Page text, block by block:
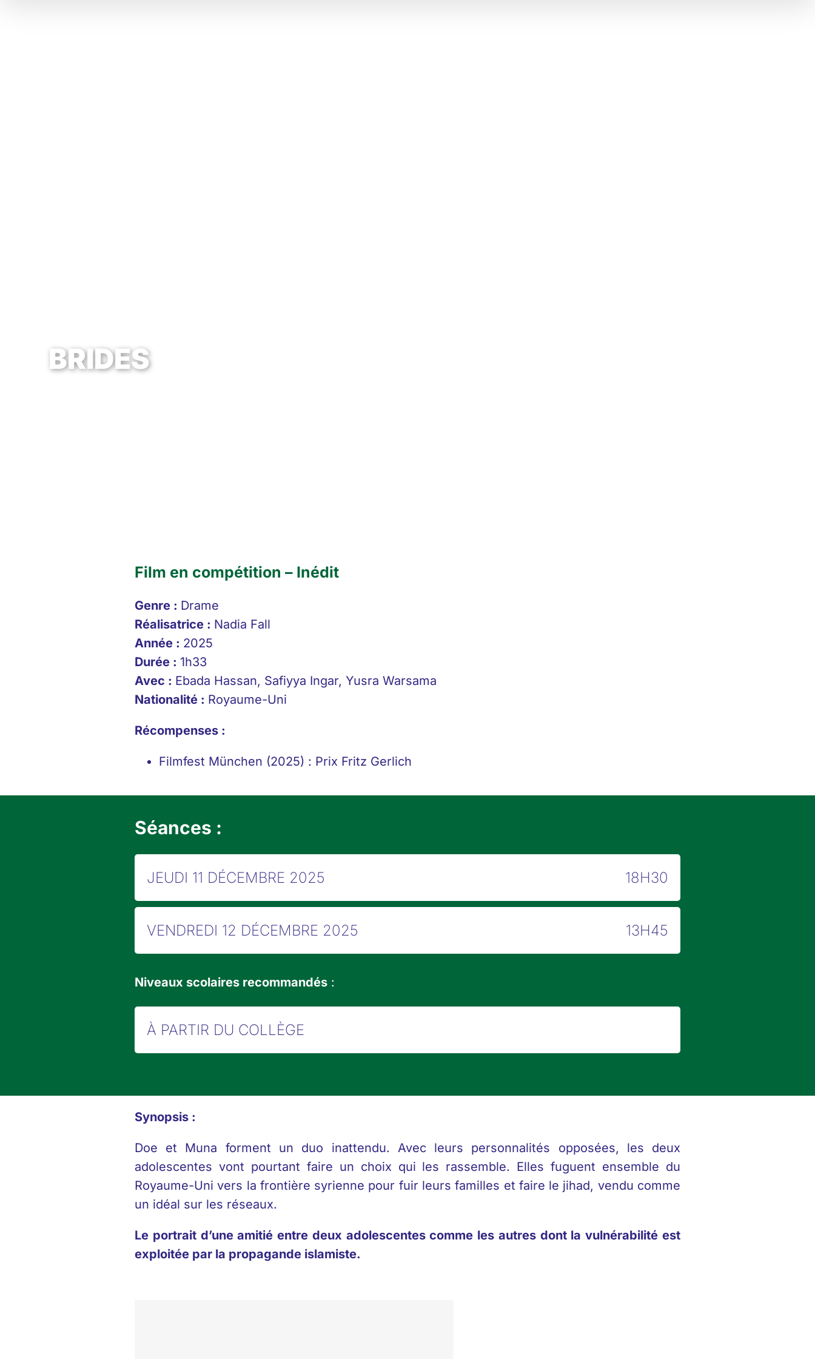
BRIDES
Film en compétition – Inédit
Genre : Drame
Réalisatrice : Nadia Fall
Année : 2025
Durée : 1h33
Avec : Ebada Hassan, Safiyya Ingar, Yusra Warsama
Nationalité : Royaume-Uni
Récompenses :
Filmfest München (2025) : Prix Fritz Gerlich
Séances :
JEUDI 11 DÉCEMBRE 2025 18H30
VENDREDI 12 DÉCEMBRE 2025 13H45
Niveaux scolaires recommandés:
À PARTIR DU COLLÈGE
Synopsis :
Doe et Muna forment un duo inattendu. Avec leurs personnalités opposées, les deux
adolescentes vont pourtant faire un choix qui les rassemble. Elles fuguent ensemble du
Royaume-Uni vers la frontière syrienne pour fuir leurs familles et faire le jihad, vendu comme
un idéal sur les réseaux.
Le portrait d’une amitié entre deux adolescentes comme les autres dont la vulnérabilité est
exploitée par la propagande islamiste.